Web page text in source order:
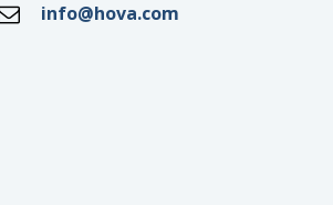
info@hova.com